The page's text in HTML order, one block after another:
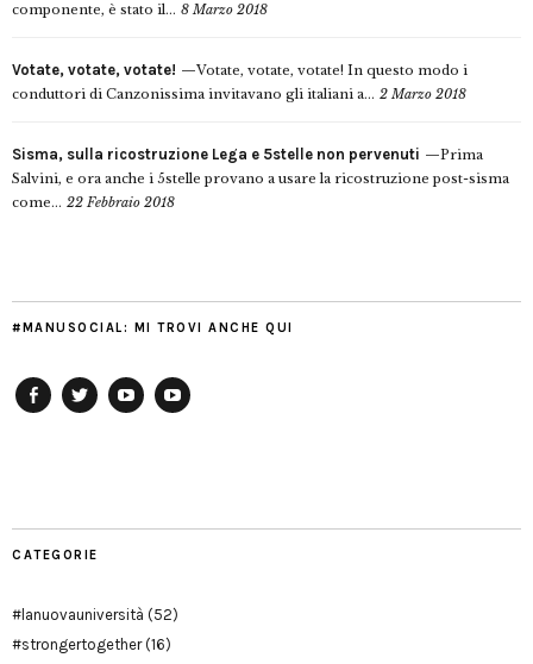
componente, è stato il... 8 Marzo 2018
Votate, votate, votate!
Votate, votate, votate! In questo modo i
conduttori di Canzonissima invitavano gli italiani a... 2 Marzo 2018
Sisma, sulla ricostruzione Lega e 5stelle non pervenuti
Prima
Salvini, e ora anche i 5stelle provano a usare la ricostruzione post-sisma
come... 22 Febbraio 2018
#MANUSOCIAL: MI TROVI ANCHE QUI
CATEGORIE
#lanuovauniversità (52)
#strongertogether(16)